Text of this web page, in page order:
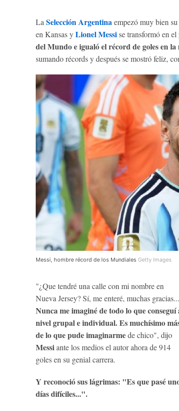
La Selección Argentina empezó muy bien
en Kansas y Lionel Messi se transformó en el
del Mundo e igualó el récord de goles en
sumando récords y después se mostró feliz,
Messi, hombre récord de los Mundiales Getty Images
"¿Que tendré una calle con mi nombre en
Nueva Jersey? Sí, me enteré, muchas gracias...
Nunca me imaginé de todo lo que conseguí
nivel grupal e individual. Es muchísimo
de lo que pude imaginarmede chico", dijo
Messiante los medios el autor ahora de 914
goles en su genial carrera.
Y reconoció sus lágrimas: "Es que pasé
días difíciles...".